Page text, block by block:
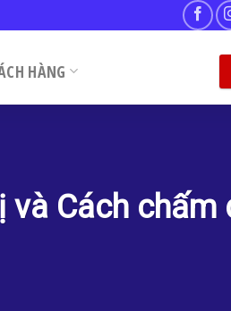
HÀNG
và Cách